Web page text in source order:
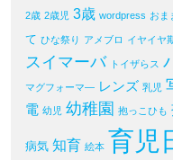
2歳 2歳児 3歳 wordpress おま
て ひな祭り アメブロ イヤイヤ
スイマーバ トイザらス
マグフォーマ― レンズ 乳児
電 幼児 幼稚園 抱っこひも
病気 知育 絵本 育児